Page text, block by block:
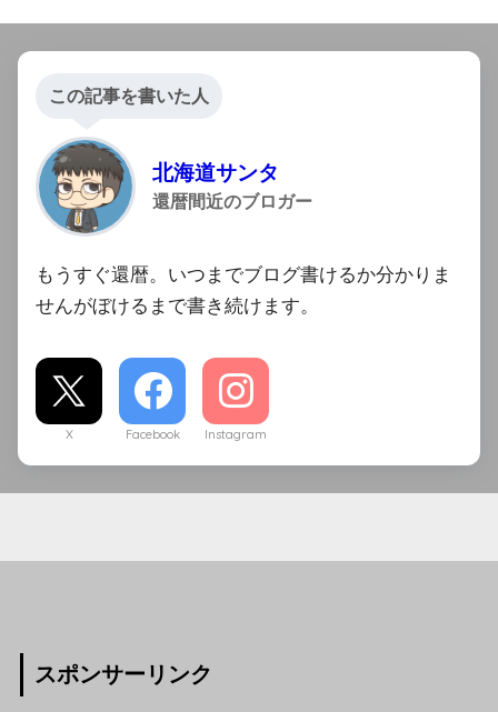
この記事を書いた人
北海道サンタ
還暦間近のブロガー
もうすぐ還暦。いつまでブログ書けるか分かりま
せんがぼけるまで書き続けます。
X Facebook Instagram
スポンサーリンク